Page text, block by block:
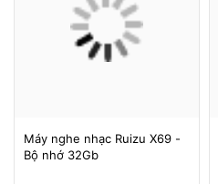
Máy nghe nhạc Ruizu X69 -
Bộ nhớ 32Gb